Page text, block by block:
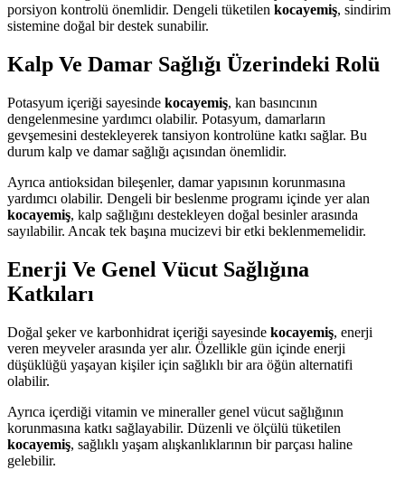
porsiyon kontrolü önemlidir. Dengeli tüketilen kocayemiş, sindirim
sistemine doğal bir destek sunabilir.
Kalp Ve Damar Sağlığı Üzerindeki Rolü
Potasyum içeriği sayesinde kocayemiş, kan basıncının
dengelenmesine yardımcı olabilir. Potasyum, damarların
gevşemesini destekleyerek tansiyon kontrolüne katkı sağlar. Bu
durum kalp ve damar sağlığı açısından önemlidir.
Ayrıca antioksidan bileşenler, damar yapısının korunmasına
yardımcı olabilir. Dengeli bir beslenme programı içinde yer alan
kocayemiş, kalp sağlığını destekleyen doğal besinler arasında
sayılabilir. Ancak tek başına mucizevi bir etki beklenmemelidir.
Enerji Ve Genel Vücut Sağlığına
Katkıları
Doğal şeker ve karbonhidrat içeriği sayesinde kocayemiş, enerji
veren meyveler arasında yer alır. Özellikle gün içinde enerji
düşüklüğü yaşayan kişiler için sağlıklı bir ara öğün alternatifi
olabilir.
Ayrıca içerdiği vitamin ve mineraller genel vücut sağlığının
korunmasına katkı sağlayabilir. Düzenli ve ölçülü tüketilen
kocayemiş, sağlıklı yaşam alışkanlıklarının bir parçası haline
gelebilir.